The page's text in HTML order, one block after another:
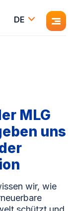
MLG
uns
wir, wie
DE